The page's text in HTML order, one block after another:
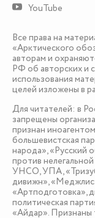
YouTube
Все права на
«Арктического
авторам и
РФ об авторских и
использования
целей изложены в
Для читателей: в
запрещены
признан
большевистская
народа», «Русский
против
УНСО, УПА,
дивижн», «Меджлис
«Артподготовка»,
политическая
«Айдар». Признаны